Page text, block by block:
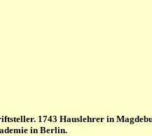
1743 Hauslehrer in
in Berlin.